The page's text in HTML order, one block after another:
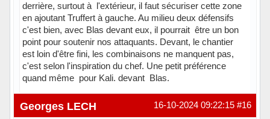
derrière, surtout à l'extérieur, il faut sécuriser cette zone
en ajoutant Truffert à gauche. Au milieu deux défensifs
c'est bien, avec Blas devant eux, il pourrait être un bon
point pour soutenir nos attaquants. Devant, le chantier
est loin d'être fini, les combinaisons ne manquent pas,
c'est selon l'inspiration du chef. Une petit préférence
quand même pour Kali. devant Blas.
Hors ligne #16
16-10-2024 09:22:15
Georges LECH